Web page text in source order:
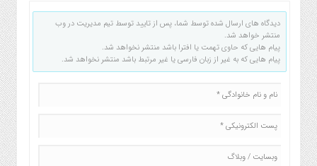
دیدگاه های ارسال شده توسط شما، پس از تایید توسط تیم مدیریت در وب
منتشر خواهد شد.
پیام هایی که حاوی تهمت یا افترا باشد منتشر نخواهد شد.
پیام هایی که به غیر از زبان فارسی یا غیر مرتبط باشد منتشر نخواهد شد.